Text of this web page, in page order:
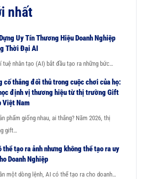
nhất
Uy Tín Thương Hiệu Doanh Nghiệp
Thời Đại AI
tuệ nhân tạo (AI) bắt đầu tạo ra những bức…
cố thắng đối thủ trong cuộc chơi của họ:
định vị thương hiệu từ thị trường Gift
Việt Nam
phẩm giống nhau, ai thắng? Năm 2026, thị
gift…
thể tạo ra ảnh nhưng không thể tạo ra uy
Doanh Nghiệp
một dòng lệnh, AI có thể tạo ra cho doanh…